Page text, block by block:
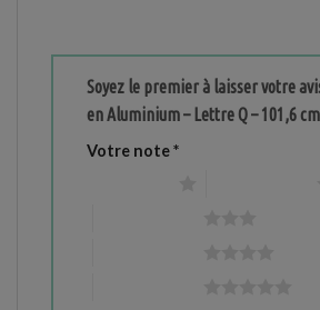
Soyez le premier à laisser votre
en Aluminium – Lettre Q – 101,6
Votre note*